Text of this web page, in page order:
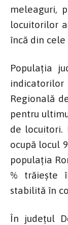
meleaguri,
locuitorilor
încă din
Populația
Regională
pentru
de locuitori.
ocupă locul
populația
% trăiește
stabilită în
În județul